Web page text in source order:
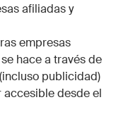
afiliadas y
empresas
hace a través de
publicidad)
accesible desde el